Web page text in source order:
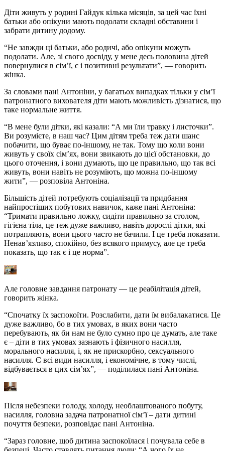
Діти живуть у родині Гайдук кілька місяців, за цей час їхні
батьки або опікуни мають подолати складні обставини і
забрати дитину додому.
“Не завжди ці батьки, або родичі, або опікуни можуть
подолати. Але, зі свого досвіду, у мене десь половина дітей
повернулися в сім’ї, є і позитивні результати”, — говорить
жінка.
За словами пані Антоніни, у багатьох випадках тільки у сім’ї
патронатного вихователя діти мають можливість дізнатися, що
таке нормальне життя.
“В мене були дітки, які казали: “А ми їли травку і листочки”.
Ви розумієте, в наш час? Цим дітям треба теж дати шанс
побачити, що буває по-іншому, не так. Тому що коли вони
живуть у своїх сім’ях, вони звикають до цієї обстановки, до
цього оточення, і вони думають, що це правильно, що так всі
живуть, вони навіть не розуміють, що можна по-іншому
жити”, — розповіла Антоніна.
Більшість дітей потребують соціалізації та придбання
найпростіших побутових навичок, каже пані Антоніна:
“Тримати правильно ложку, сидіти правильно за столом,
гігієна тіла, це теж дуже важливо, навіть дорослі дітки, які
потрапляють, вони цього часто не бачили. І це треба показати.
Ненав’язливо, спокійно, без всякого примусу, але це треба
показать, що так є і це норма”.
Але головне завдання патронату — це реабілітація дітей,
говорить жінка.
“Спочатку їх заспокоїти. Розслабити, дати їм вибалакатися. Це
дуже важливо, бо в тих умовах, в яких вони часто
перебувають, як би нам не було сумно про це думать, але таке
є – діти в тих умовах зазнають і фізичного насилля,
морального насилля, і, як не прискорбно, сексуального
насилля. Є всі види насилля, і економічне, в тому числі,
відбувається в цих сім’ях”, — поділилася пані Антоніна.
Після небезпеки голоду, холоду, необлаштованого побуту,
насилля, головна задача патронатної сім’ї – дати дитині
почуття безпеки, розповідає пані Антоніна.
“Зараз головне, щоб дитина заспокоїлася і почувала себе в